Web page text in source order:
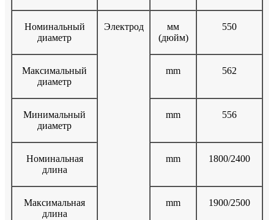
Номинальный
диаметр
Электрод
мм
(дюйм)
550
Максимальный
диаметр
mm 562
Минимальный
диаметр
mm 556
Номинальная
длина
mm 1800/2400
Максимальная
длина
mm 1900/2500